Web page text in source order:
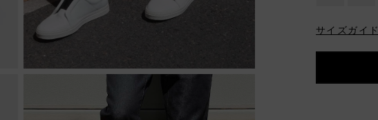
サイズガイド